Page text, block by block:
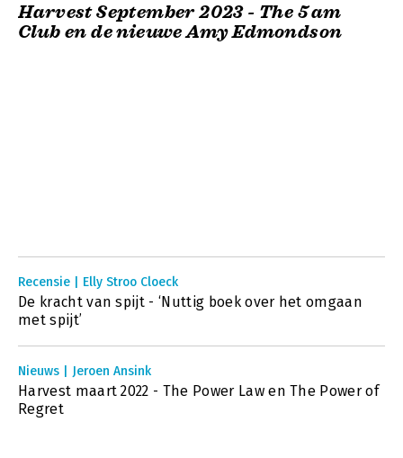
Harvest September 2023 - The 5 am
Club en de nieuwe Amy Edmondson
Recensie | Elly Stroo Cloeck
De kracht van spijt - ‘Nuttig boek over het omgaan
met spijt’
Nieuws | Jeroen Ansink
Harvest maart 2022 - The Power Law en The Power of
Regret